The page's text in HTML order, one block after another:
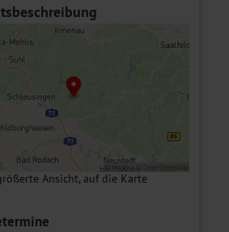
Ansicht, auf die Karte